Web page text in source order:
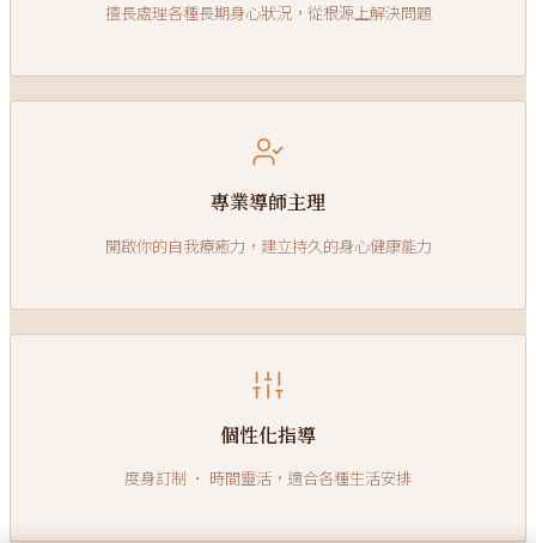
擅長處理各種長期身心狀況，從根源上解決問題
專業導師主理
開啟你的自我療癒力，建立持久的身心健康能力
個性化指導
度身訂制 · 時間靈活，適合各種生活安排